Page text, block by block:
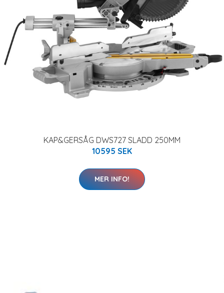
KAP&GERSÅG DWS727 SLADD 250MM
10595 SEK
MER INFO!